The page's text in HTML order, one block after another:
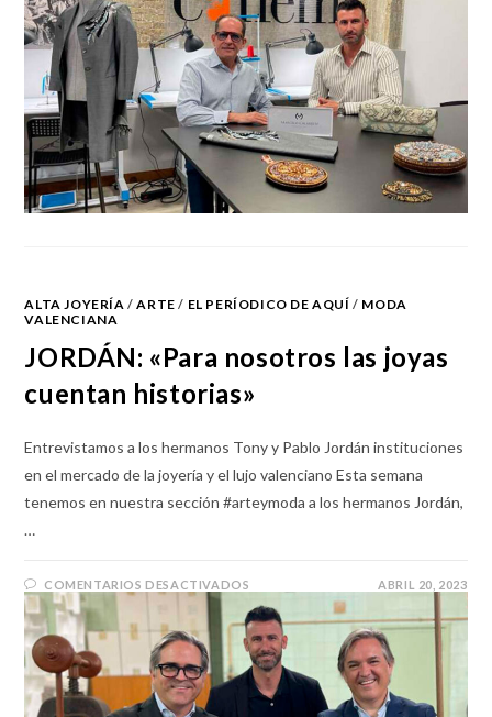
ALTA JOYERÍA /ARTE / EL PERÍODICO DE AQUÍ / MODA
VALENCIANA
JORDÁN: «Para nosotros las joyas
cuentan historias»
Entrevistamos a los hermanos Tony y Pablo Jordán instituciones
en el mercado de la joyería y el lujo valenciano Esta semana
tenemos en nuestra sección #arteymoda a los hermanos Jordán,
…
COMENTARIOS DESACTIVADOS ABRIL 20, 2023